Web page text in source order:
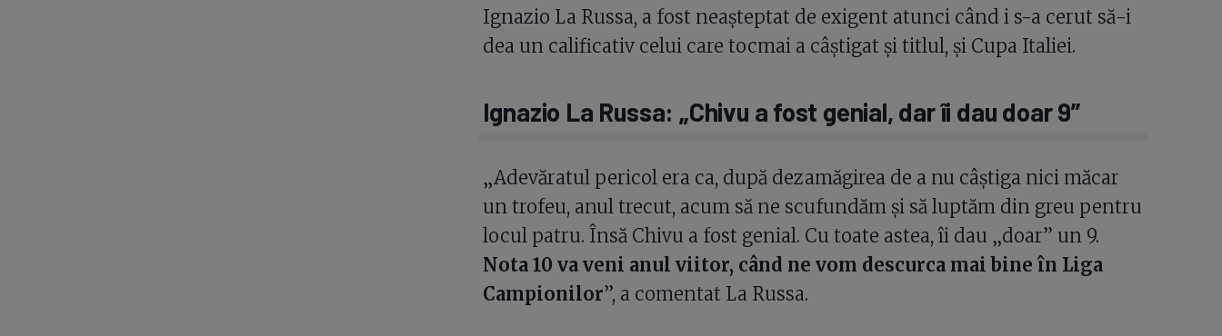
Ignazio La Russa, a fost neașteptat de exigent atunci când i s-a cerut să-i
dea un calificativ celui care tocmai a câștigat și titlul, și Cupa Italiei.
Ignazio La Russa: „Chivu a fost genial, dar îi dau doar 9”
„Adevăratul pericol era ca, după dezamăgirea de a nu câștiga nici măcar
un trofeu, anul trecut, acum să ne scufundăm și să luptăm din greu pentru
locul patru. Însă Chivu a fost genial. Cu toate astea, îi dau „doar” un 9.
Nota 10 va veni anul viitor, când ne vom descurca mai bine în Liga
Campionilor”, a comentat La Russa.